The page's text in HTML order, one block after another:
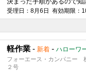
受理日：8月6日 有効期限：
軽作業 - 新着 - ハローワ
フォーエース・カンパニー
２号